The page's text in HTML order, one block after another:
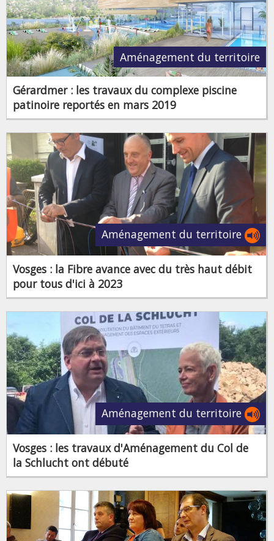
Aménagement du territoire
Gérardmer : les travaux du complexe piscine
patinoire reportés en mars 2019
Aménagement du territoire
Vosges : la Fibre avance avec du très haut débit
pour tous d'ici à 2023
Aménagement du territoire
Vosges : les travaux d'Aménagement du Col de
la Schlucht ont débuté